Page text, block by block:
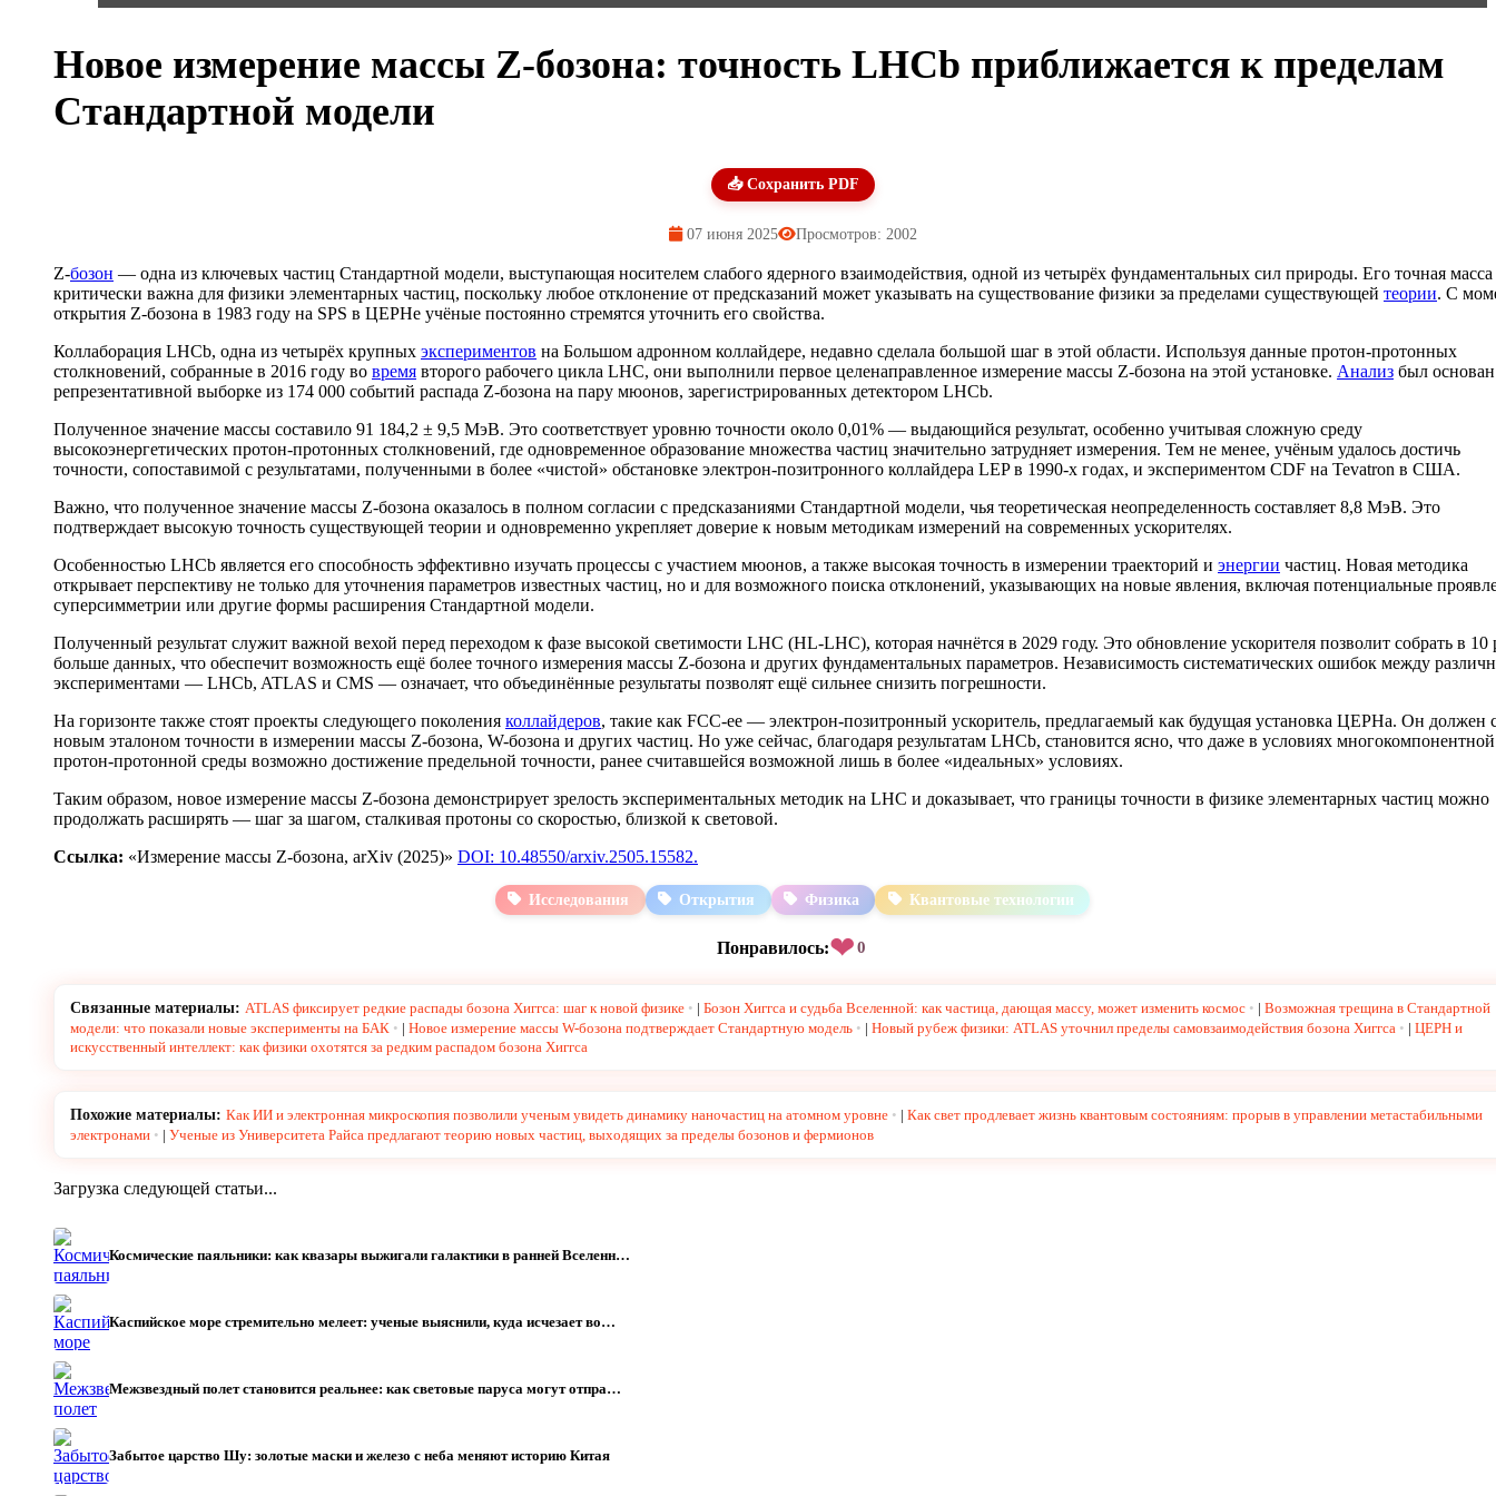
Новое измерение массы Z-бозона: точность LHCb приближается к пределам
Стандартной модели
📥 Сохранить PDF
07 июня 2025 Просмотров: 2002
Z-бозон — одна из ключевых частиц Стандартной модели, выступающая носителем слабого ядерного взаимодействия, одной из четырёх фундаментальных сил природы. Его точная масса
критически важна для физики элементарных частиц, поскольку любое отклонение от предсказаний может указывать на существование физики за пределами существующей теории. С
открытия Z-бозона в 1983 году на SPS в ЦЕРНе учёные постоянно стремятся уточнить его свойства.
Коллаборация LHCb, одна из четырёх крупных экспериментов на Большом адронном коллайдере, недавно сделала большой шаг в этой области. Используя данные протон-протонных
столкновений, собранные в 2016 году во время второго рабочего цикла LHC, они выполнили первое целенаправленное измерение массы Z-бозона на этой установке. Анализ был
репрезентативной выборке из 174 000 событий распада Z-бозона на пару мюонов, зарегистрированных детектором LHCb.
Полученное значение массы составило 91 184,2 ± 9,5 МэВ. Это соответствует уровню точности около 0,01% — выдающийся результат, особенно учитывая сложную среду
высокоэнергетических протон-протонных столкновений, где одновременное образование множества частиц значительно затрудняет измерения. Тем не менее, учёным удалось достичь
точности, сопоставимой с результатами, полученными в более «чистой» обстановке электрон-позитронного коллайдера LEP в 1990-х годах, и экспериментом CDF на Tevatron в США.
Важно, что полученное значение массы Z-бозона оказалось в полном согласии с предсказаниями Стандартной модели, чья теоретическая неопределенность составляет 8,8 МэВ. Это
подтверждает высокую точность существующей теории и одновременно укрепляет доверие к новым методикам измерений на современных ускорителях.
Особенностью LHCb является его способность эффективно изучать процессы с участием мюонов, а также высокая точность в измерении траекторий и энергии частиц. Новая методика
открывает перспективу не только для уточнения параметров известных частиц, но и для возможного поиска отклонений, указывающих на новые явления, включая потенциальные
суперсимметрии или другие формы расширения Стандартной модели.
Полученный результат служит важной вехой перед переходом к фазе высокой светимости LHC (HL-LHC), которая начнётся в 2029 году. Это обновление ускорителя позволит собрать в 10
больше данных, что обеспечит возможность ещё более точного измерения массы Z-бозона и других фундаментальных параметров. Независимость систематических ошибок между
экспериментами — LHCb, ATLAS и CMS — означает, что объединённые результаты позволят ещё сильнее снизить погрешности.
На горизонте также стоят проекты следующего поколения коллайдеров, такие как FCC-ee — электрон-позитронный ускоритель, предлагаемый как будущая установка ЦЕРНа. Он должен
новым эталоном точности в измерении массы Z-бозона, W-бозона и других частиц. Но уже сейчас, благодаря результатам LHCb, становится ясно, что даже в условиях многокомпонентной
протон-протонной среды возможно достижение предельной точности, ранее считавшейся возможной лишь в более «идеальных» условиях.
Таким образом, новое измерение массы Z-бозона демонстрирует зрелость экспериментальных методик на LHC и доказывает, что границы точности в физике элементарных частиц можно
продолжать расширять — шаг за шагом, сталкивая протоны со скоростью, близкой к световой.
Ссылка: «Измерение массы Z-бозона, arXiv (2025)» DOI: 10.48550/arxiv.2505.15582.
Исследования Открытия Физика Квантовые технологии
Понравилось:❤0
Связанные материалы: ATLAS фиксирует редкие распады бозона Хиггса: шаг к новой физике | Бозон Хиггса и судьба Вселенной: как частица, дающая массу, может изменить космос | Возможная трещина в Стандартной
модели: что показали новые эксперименты на БАК
| Новое измерение массы W-бозона подтверждает Стандартную модель | Новый рубеж физики: ATLAS уточнил пределы самовзаимодействия бозона Хиггса | ЦЕРН и
искусственный интеллект: как физики охотятся за редким распадом бозона Хиггса
Похожие материалы: Как ИИ и электронная микроскопия позволили ученым увидеть динамику наночастиц на атомном уровне | Как свет продлевает жизнь квантовым состояниям: прорыв в управлении метастабильными
электронами
| Ученые из Университета Райса предлагают теорию новых частиц, выходящих за пределы бозонов и фермионов
Загрузка следующей статьи...
Космические паяльники: как квазары выжигали галактики в ранней Вселенн…
Каспийское море стремительно мелеет: ученые выяснили, куда исчезает во…
Межзвездный полет становится реальнее: как световые паруса могут отпра…
Забытое царство Шу: золотые маски и железо с неба меняют историю Китая